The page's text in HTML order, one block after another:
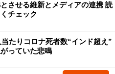
させる維新とメディアの連携 読
チェック
たりコロナ死者数“インド超え”
っていた悲鳴